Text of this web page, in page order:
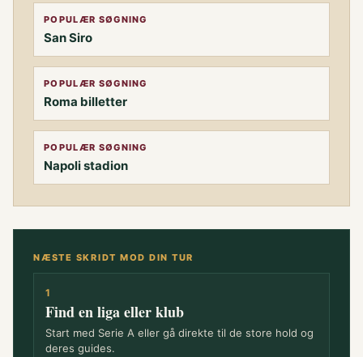
POPULÆR SØGNING
San Siro
POPULÆR SØGNING
Roma billetter
POPULÆR SØGNING
Napoli stadion
NÆSTE SKRIDT MOD DIN TUR
1
Find en liga eller klub
Start med Serie A eller gå direkte til de store hold og
deres guides.